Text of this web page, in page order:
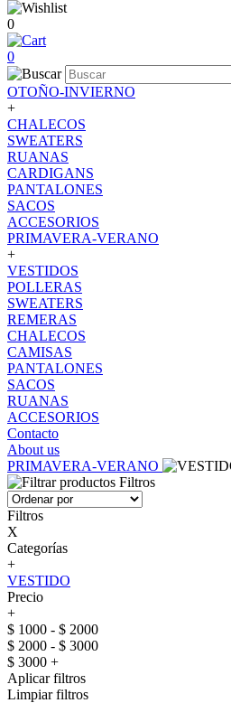
0
0
OTOÑO-INVIERNO
+
CHALECOS
SWEATERS
RUANAS
CARDIGANS
PANTALONES
SACOS
ACCESORIOS
PRIMAVERA-VERANO
+
VESTIDOS
POLLERAS
SWEATERS
REMERAS
CHALECOS
CAMISAS
PANTALONES
SACOS
RUANAS
ACCESORIOS
Contacto
About us
PRIMAVERA-VERANO
Filtros
Filtros
X
Categorías
+
VESTIDO
Precio
+
$ 1000 - $ 2000
$ 2000 - $ 3000
$ 3000 +
Aplicar filtros
Limpiar filtros